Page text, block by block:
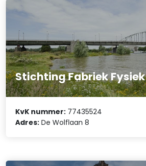
Stichting Fabriek Fysiek
KvK nummer: 77435524
Adres: De Wolflaan 8